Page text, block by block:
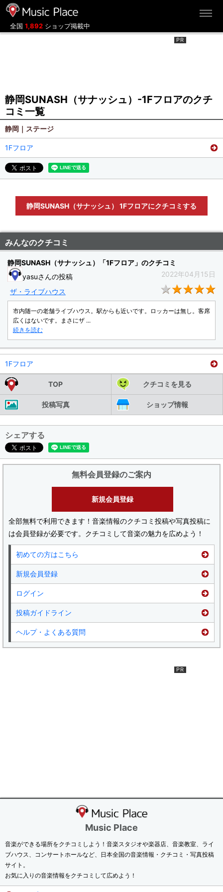
全国 1,892 ショップ掲載中
静岡SUNASH（サナッシュ）-1Fフロアのクチ
コミ一覧
静岡｜ステージ
1Fフロア
静岡SUNASH（サナッシュ） 1Fフロアにクチコミする
みんなのクチコミ
静岡SUNASH（サナッシュ）「1Fフロア」のクチコミ
yasuさんの投稿
2022年04月15日
ザ・ライブハウス
市内随一の老舗ライブハウス。駅からも近いです。ロッカーは無し。客席
広くはないです。まさにザ ...
続きを読む
1Fフロア
TOP クチコミを見る
投稿写真 ショップ情報
シェアする
無料会員登録のご案内
新規会員登録
全部無料で利用できます！音楽情報のクチコミ投稿や写真投稿に
は会員登録が必要です。クチコミして音楽の魅力を広めよう！
初めての方はこちら
新規会員登録
ログイン
投稿ガイドライン
ヘルプ・よくある質問
Music Place
音楽ができる場所をクチコミしよう！音楽スタジオや楽器店、音楽教室、ライ
ブハウス、コンサートホールなど、日本全国の音楽情報・クチコミ・写真投稿
サイト。
お気に入りの音楽情報をクチコミして広めよう！